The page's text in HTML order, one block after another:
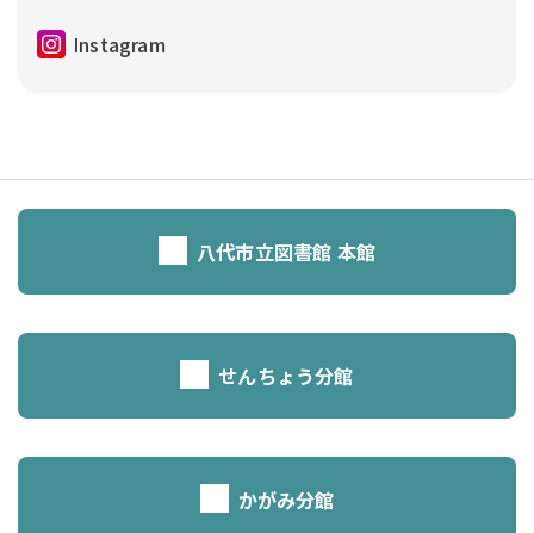
Instagram
八代市立図書館 本館
せんちょう分館
かがみ分館